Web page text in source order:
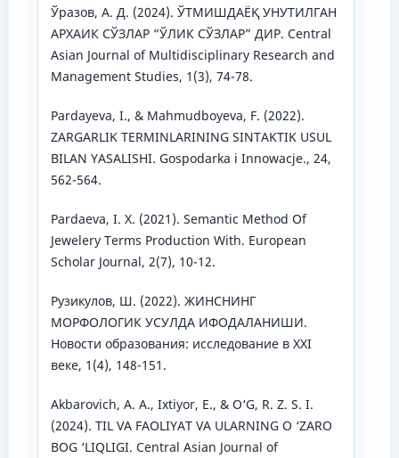
Ўразов, А. Д. (2024). ЎТМИШДАЁҚ УНУТИЛГАН
АРХАИК СЎЗЛАР “ЎЛИК СЎЗЛАР” ДИР. Central
Asian Journal of Multidisciplinary Research and
Management Studies, 1(3), 74-78.
Pardayeva, I., & Mahmudboyeva, F. (2022).
ZARGARLIK TERMINLARINING SINTAKTIK USUL
BILAN YASALISHI. Gospodarka i Innowacje., 24,
562-564.
Pardaeva, I. X. (2021). Semantic Method Of
Jewelery Terms Production With. European
Scholar Journal, 2(7), 10-12.
Рузикулов, Ш. (2022). ЖИНСНИНГ
МОРФОЛОГИК УСУЛДА ИФОДАЛАНИШИ.
Новости образования: исследование в XXI
веке, 1(4), 148-151.
Akbarovich, A. A., Ixtiyor, E., & O‘G, R. Z. S. I.
(2024). TIL VA FAOLIYAT VA ULARNING O ‘ZARO
BOG ‘LIQLIGI. Central Asian Journal of